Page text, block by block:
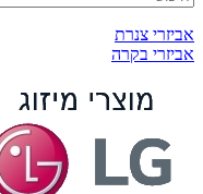
אביזרי צנרת
אביזרי בקרה